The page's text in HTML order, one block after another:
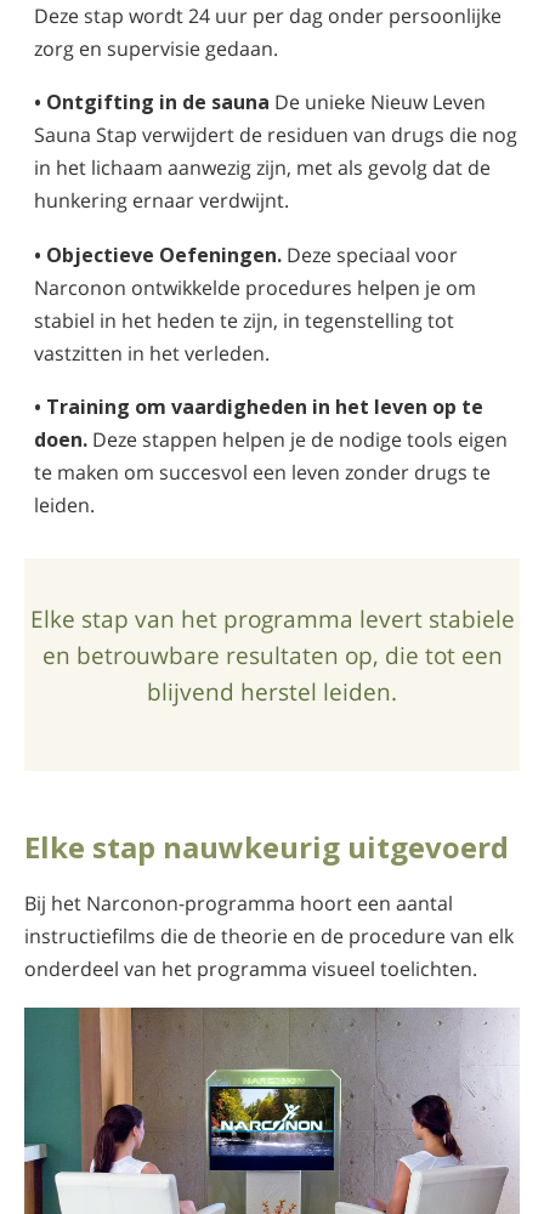
Deze stap wordt 24 uur per dag onder persoonlijke
zorg en supervisie gedaan.
• Ontgifting in de sauna De unieke Nieuw Leven
Sauna Stap verwijdert de residuen van drugs die nog
in het lichaam aanwezig zijn, met als gevolg dat de
hunkering ernaar verdwijnt.
• Objectieve Oefeningen. Deze speciaal voor
Narconon ontwikkelde procedures helpen je om
stabiel in het heden te zijn, in tegenstelling tot
vastzitten in het verleden.
• Training om vaardigheden in het leven op te
doen. Deze stappen helpen je de nodige tools eigen
te maken om succesvol een leven zonder drugs te
leiden.
Elke stap van het programma levert stabiele
en betrouwbare resultaten op, die tot een
blijvend herstel leiden.
Elke stap nauwkeurig uitgevoerd
Bij het Narconon-programma hoort een aantal
instructiefilms die de theorie en de procedure van elk
onderdeel van het programma visueel toelichten.